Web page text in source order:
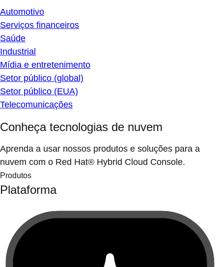
Automotivo
Serviços financeiros
Saúde
Industrial
Mídia e entretenimento
Setor público (global)
Setor público (EUA)
Telecomunicações
Conheça tecnologias de nuvem
Aprenda a usar nossos produtos e soluções para a
nuvem com o Red Hat® Hybrid Cloud Console.
Produtos
Plataforma